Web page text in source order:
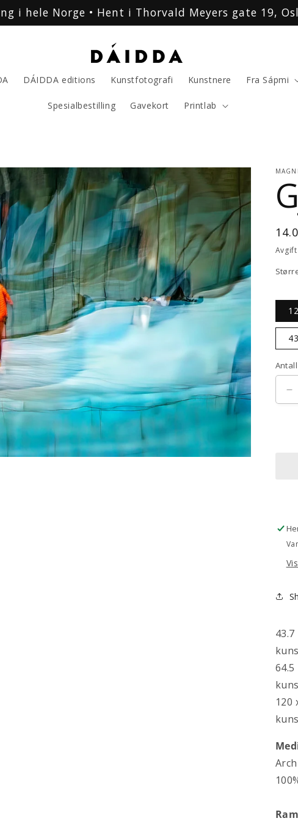
i hele Norge • Hent i Thorvald Meyers gate 19,
DÁIDDA editions Kunstfotografi Kunstnere Fra Sápmi
Spesialbestilling Gavekort Printlab
pris
Antall
120